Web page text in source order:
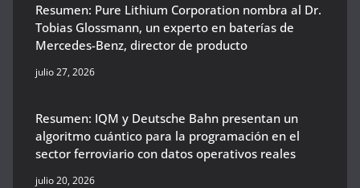
Resumen: Pure Lithium Corporation nombra al Dr.
Tobias Glossmann, un experto en baterías de
Mercedes-Benz, director de producto
julio 27, 2026
Resumen: IQM y Deutsche Bahn presentan un
algoritmo cuántico para la programación en el
sector ferroviario con datos operativos reales
julio 20, 2026